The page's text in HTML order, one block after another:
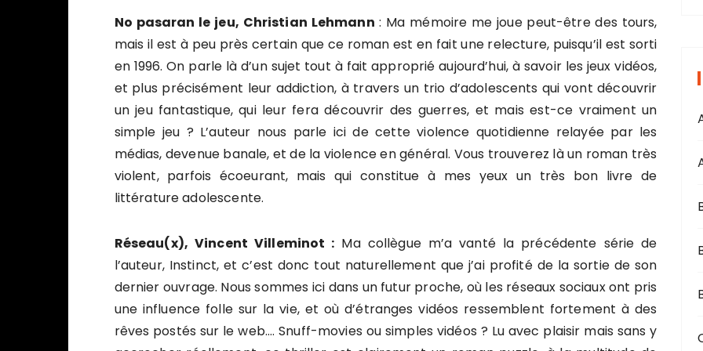
No pasaran le jeu, Christian Lehmann : Ma mémoire me joue peut-être des tours,
mais il est à peu près certain que ce roman est en fait une relecture, puisqu’il est sorti
en 1996. On parle là d’un sujet tout à fait approprié aujourd’hui, à savoir les jeux vidéos,
et plus précisément leur addiction, à travers un trio d’adolescents qui vont découvrir
un jeu fantastique, qui leur fera découvrir des guerres, et mais est-ce vraiment un
simple jeu ? L’auteur nous parle ici de cette violence quotidienne relayée par les
médias, devenue banale, et de la violence en général. Vous trouverez là un roman très
violent, parfois écoeurant, mais qui constitue à mes yeux un très bon livre de
littérature adolescente.
Réseau(x), Vincent Villeminot : Ma collègue m’a vanté la précédente série de
l’auteur, Instinct, et c’est donc tout naturellement que j’ai profité de la sortie de son
dernier ouvrage. Nous sommes ici dans un futur proche, où les réseaux sociaux ont pris
une influence folle sur la vie, et où d’étranges vidéos ressemblent fortement à des
rêves postés sur le web…. Snuff-movies ou simples vidéos ? Lu avec plaisir mais sans y
e